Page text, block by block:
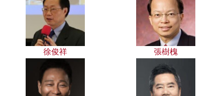
徐俊祥 張樹槐